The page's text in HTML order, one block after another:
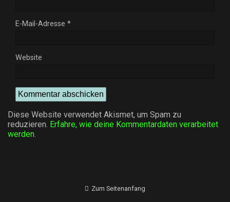
E-Mail-Adresse *
Website
Diese Website verwendet Akismet, um Spam zu
reduzieren. Erfahre, wie deine Kommentardaten verarbeitet
werden.
Zum Seitenanfang